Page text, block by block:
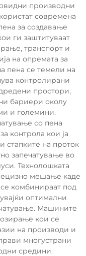
производни
современа
за создавање
ги заштитуваат
транспорт и
на опремата за
пена се темели на
контролирани
простори,
бариери околу
и големини.
со пена
контрола кои ја
стапките на проток
запечатување во
Технолошката
мешање каде
комбинираат под
оптимални
Машините
кои се
на производи и
многустрани
средини.